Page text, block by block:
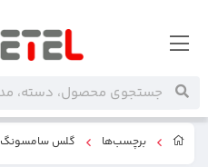
برچسب‌ها گلس سامسونگ GALAXY A21